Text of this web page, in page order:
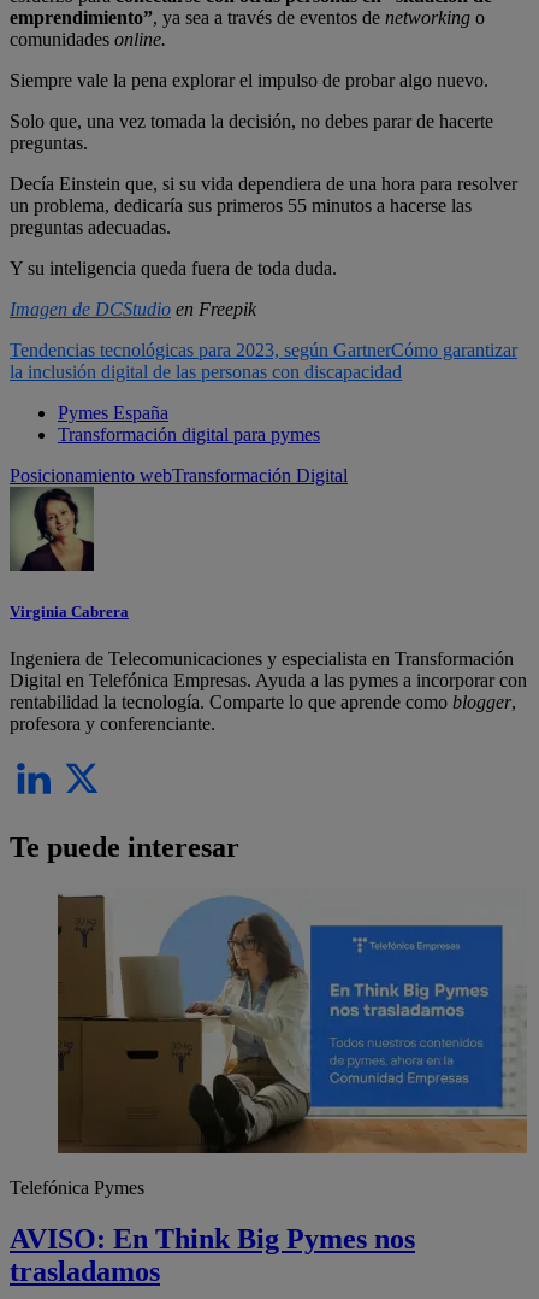
emprendimiento”, ya sea a través de eventos de networking o
comunidades online.
Siempre vale la pena explorar el impulso de probar algo nuevo.
Solo que, una vez tomada la decisión, no debes parar de hacerte
preguntas.
Decía Einstein que, si su vida dependiera de una hora para resolver
un problema, dedicaría sus primeros 55 minutos a hacerse las
preguntas adecuadas.
Y su inteligencia queda fuera de toda duda.
Imagen de DCStudio en Freepik
Tendencias tecnológicas para 2023, según GartnerCómo garantizar
la inclusión digital de las personas con discapacidad
Pymes España
Transformación digital para pymes
Posicionamiento webTransformación Digital
Virginia Cabrera
Ingeniera de Telecomunicaciones y especialista en Transformación
Digital en Telefónica Empresas. Ayuda a las pymes a incorporar con
rentabilidad la tecnología. Comparte lo que aprende como blogger,
profesora y conferenciante.
Te puede interesar
Telefónica Pymes
AVISO: En Think Big Pymes nos
trasladamos